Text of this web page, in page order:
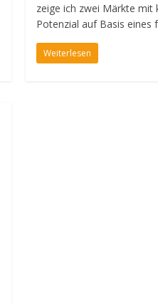
zeige ich zwei Märkte
Potenzial auf Basis eines
Weiterlesen